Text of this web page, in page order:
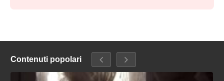
Contenuti popolari